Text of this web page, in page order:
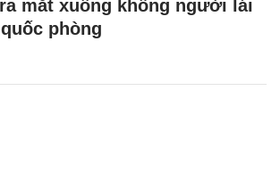
mắt xuồng không người lái
phòng